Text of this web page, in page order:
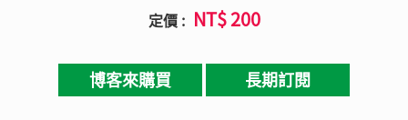
定價 : NT$ 200
博客來購買 長期訂閱